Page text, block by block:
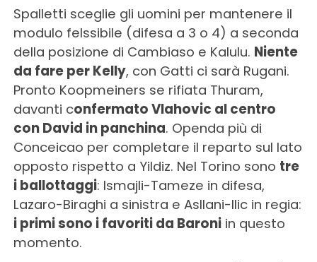
Spalletti sceglie gli uomini per mantenere il
modulo felssibile (difesa a 3 o 4) a seconda
della posizione di Cambiaso e Kalulu. Niente
da fare per Kelly, con Gatti ci sarà Rugani.
Pronto Koopmeiners se rifiata Thuram,
davanti confermato Vlahovic al centro
con David in panchina. Openda più di
Conceicao per completare il reparto sul lato
opposto rispetto a Yildiz. Nel Torino sono tre
i ballottaggi: Ismajli-Tameze in difesa,
Lazaro-Biraghi a sinistra e Asllani-Ilic in regia:
i primi sono i favoriti da Baroniin questo
momento.